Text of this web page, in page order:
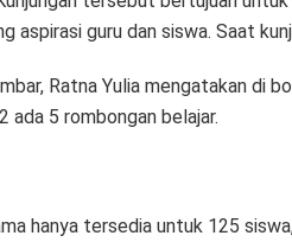
aspirasi guru dan siswa. Saat
Ratna Yulia mengatakan di
ada 5 rombongan belajar.
hanya tersedia untuk 125